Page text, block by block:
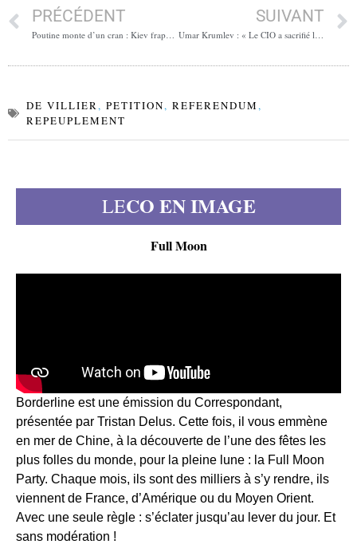
PRÉCÉDENT
Poutine monte d’un cran : Kiev frappée en plein cœur du pouvoir
SUIVANT
Umar Krumlev : « Le CIO a sacrifié la sécurité des athlètes »
DE VILLIER, PETITION, REFERENDUM,
REPEUPLEMENT
LECO EN IMAGE
Full Moon
Borderline est une émission du Correspondant,
présentée par Tristan Delus. Cette fois, il vous emmène
en mer de Chine, à la découverte de l’une des fêtes les
plus folles du monde, pour la pleine lune : la Full Moon
Party. Chaque mois, ils sont des milliers à s’y rendre, ils
viennent de France, d’Amérique ou du Moyen Orient.
Avec une seule règle : s’éclater jusqu’au lever du jour. Et
sans modération !